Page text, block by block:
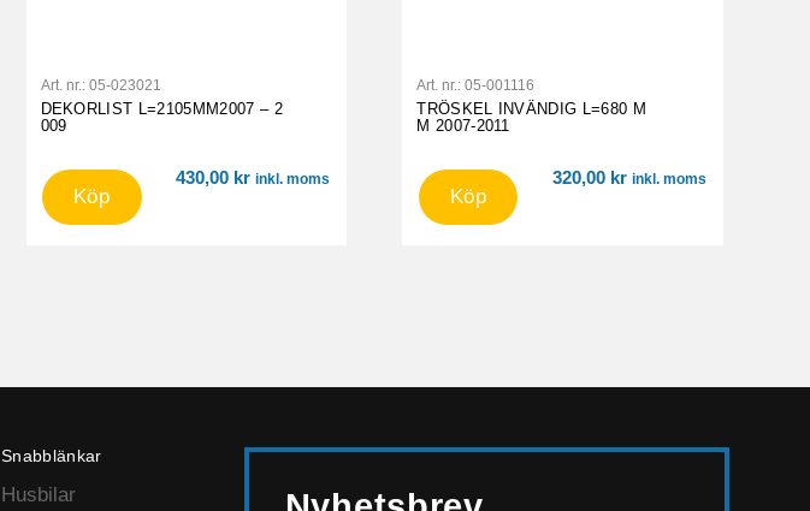
Art. nr.: 05-023021
DEKORLIST L=2105MM2007 – 2
009
430,00 kr inkl. moms
Köp
Art. nr.:05-001116
TRÖSKEL INVÄNDIG L=680 M
M 2007-2011
320,00 kr inkl. moms
Köp
Snabblänkar
Husbilar